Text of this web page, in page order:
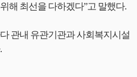
해 최선을 다하겠다”고 말했다.
관내 유관기관과 사회복지시설